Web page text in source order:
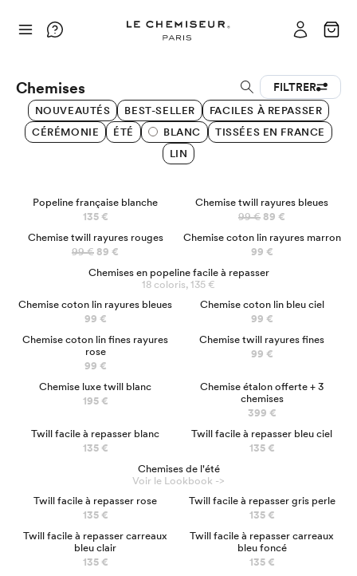
Chemises FILTRER
NOUVEAUTÉS BEST-SELLER
FACILES À REPASSER
CÉRÉMONIE
ÉTÉ BLANC
TISSÉES EN FRANCE
LIN
Popeline française blanche
135 €
Chemise twill rayures bleues
99 € 89 €
Chemise twill rayures rouges
99 € 89 €
Chemise coton lin rayures marron
99 €
Chemise coton lin rayures bleues
99 €
Chemise coton lin bleu ciel
99 €
Chemise coton lin fines rayures
rose
99 €
Chemise twill rayures fines
99 €
Chemise luxe twill blanc
195 €
Chemise étalon offerte + 3
chemises
399 €
Twill facile à repasser blanc
135 €
Twill facile à repasser bleu ciel
135 €
Twill facile à repasser rose
135 €
Twill facile à repasser gris perle
135 €
Twill facile à repasser carreaux
bleu clair
135 €
Twill facile à repasser carreaux
bleu foncé
135 €
Chemises en popeline facile à repasser
18 coloris, 135 €
Chemises de l'été
Voir le Lookbook ->